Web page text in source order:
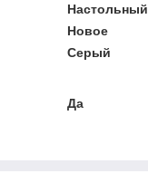
Настольный
Новое
Серый
Да